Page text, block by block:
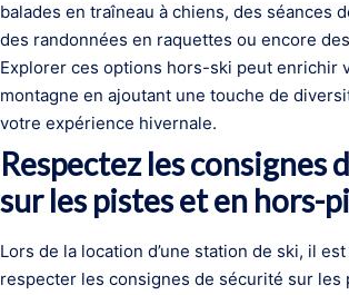
balades en traîneau à chiens, des séances
des randonnées en raquettes ou encore
Explorer ces options hors-ski peut enrichir
montagne en ajoutant une touche de
votre expérience hivernale.
Respectez les consignes
sur les pistes et en hors-
Lors de la location d’une station de ski, il
respecter les consignes de sécurité sur les